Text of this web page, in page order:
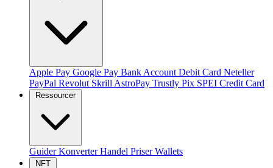
Apple Pay Google Pay Bank Account Debit Card Neteller
PayPal Revolut Skrill AstroPay Trustly Pix SPEI Credit Card
Ressourcer
GuiderKonverterHandel PriserWallets
NFT